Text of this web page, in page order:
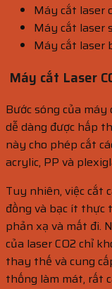
Máy cắt laser
Máy cắt laser
Máy cắt laser
Máy cắt Laser
Bước sóng của
dễ dàng được hấp
này cho phép cắt
acrylic, PP và
Tuy nhiên, việc cắt
đồng và bạc ít thực
phản xạ và mất đi.
của laser CO2 chỉ
thay thế và cung
thống làm mát, rất